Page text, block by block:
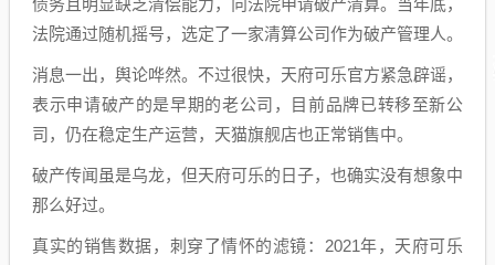
债务且明显缺乏清偿能力，向法院申请破产清算。当年底，
法院通过随机摇号，选定了一家清算公司作为破产管理人。
消息一出，舆论哗然。不过很快，天府可乐官方紧急辟谣，
表示申请破产的是早期的老公司，目前品牌已转移至新公
司，仍在稳定生产运营，天猫旗舰店也正常销售中。
破产传闻虽是乌龙，但天府可乐的日子，也确实没有想象中
那么好过。
真实的销售数据，刺穿了情怀的滤镜：2021年，天府可乐